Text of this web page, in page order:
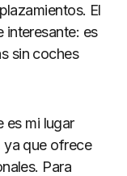
El
interesante: es
sin coches
es mi lugar
ya que ofrece
Para